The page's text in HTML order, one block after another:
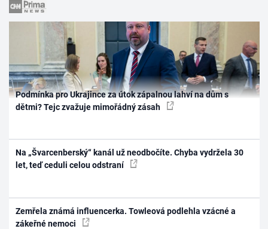
Podmínka pro Ukrajince za útok zápalnou lahví na dům s
dětmi? Tejc zvažuje mimořádný zásah
Na „Švarcenberský“ kanál už neodbočíte. Chyba vydržela 30
let, teď ceduli celou odstraní
Zemřela známá influencerka. Towleová podlehla vzácné a
zákeřné nemoci